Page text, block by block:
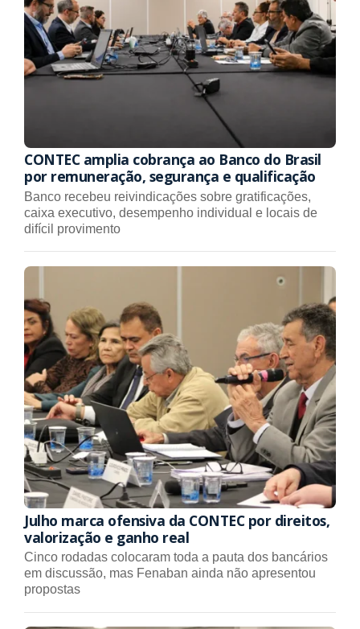
CONTEC amplia cobrança ao Banco do Brasil
por remuneração, segurança e qualificação
Banco recebeu reivindicações sobre gratificações,
caixa executivo, desempenho individual e locais de
difícil provimento
Julho marca ofensiva da CONTEC por direitos,
valorização e ganho real
Cinco rodadas colocaram toda a pauta dos bancários
em discussão, mas Fenaban ainda não apresentou
propostas